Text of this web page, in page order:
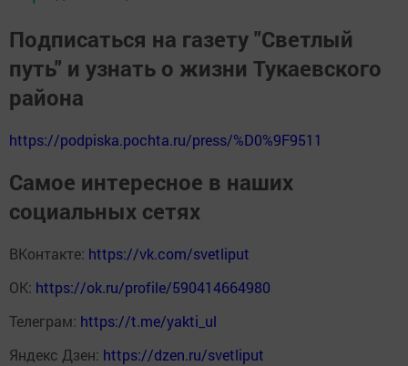
Подписаться на газету "Светлый
путь" и узнать о жизни Тукаевского
района
https://podpiska.pochta.ru/press/%D0%9F9511
Самое интересное в наших
социальных сетях
ВКонтакте: https://vk.com/svetliput
ОК: https://ok.ru/profile/590414664980
Телеграм: https://t.me/yakti_ul
Яндекс Дзен: https://dzen.ru/svetliput